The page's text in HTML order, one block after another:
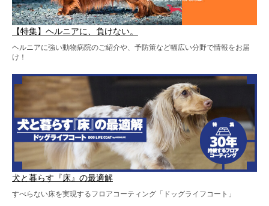
【特集】ヘルニアに、負けない。
ヘルニアに強い動物病院のご紹介や、予防策など幅広い分野で情報をお届
け！
犬と暮らす『床』の最適解
すべらない床を実現するフロアコーティング「ドッグライフコート」